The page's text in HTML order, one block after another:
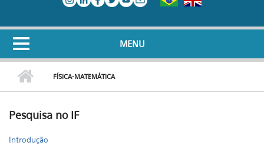
MENU
FÍSICA-MATEMÁTICA
Pesquisa no IF
Introdução